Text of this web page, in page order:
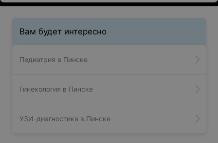
Вам будет интересно
Педиатрия в Пинске
Гинекология в Пинске
УЗИ-диагностика в Пинске